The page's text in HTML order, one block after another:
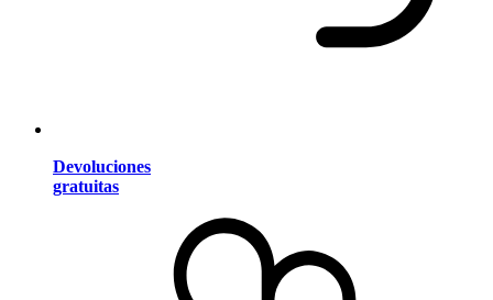
Devoluciones
gratuitas